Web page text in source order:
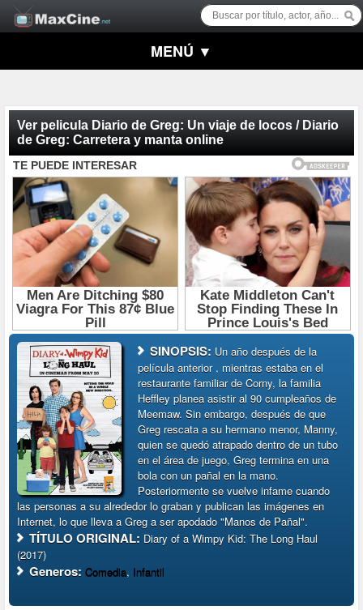
MENÚ ▼
Ver pelicula Diario de Greg: Un viaje de locos / Diario
de Greg: Carretera y manta online
SINOPSIS: Un año después de la
película anterior , mientras estaba en el
restaurante familiar de Corny, la familia
Heffley planea asistir al 90 cumpleaños de
Meemaw. Sin embargo, después de que
Greg rescata a su hermano menor, Manny,
quien se quedó atrapado dentro de un tubo
en el área de juego, Greg termina en una
bola con un pañal en la mano.
Posteriormente se vuelve infame cuando
las personas a su alrededor lo graban y publican las imágenes en
Internet, lo que lleva a Greg a ser apodado "Manos de Pañal".
TÍTULO ORIGINAL: Diary of a Wimpy Kid: The Long Haul
(2017)
Generos:Comedia, Infantil